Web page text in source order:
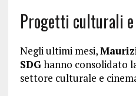
Progetti culturali
Negli ultimi mesi,
SDGhanno consolidato
settore culturale e